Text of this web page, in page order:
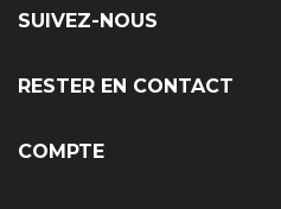
SUIVEZ-NOUS
RESTER EN CONTACT
COMPTE